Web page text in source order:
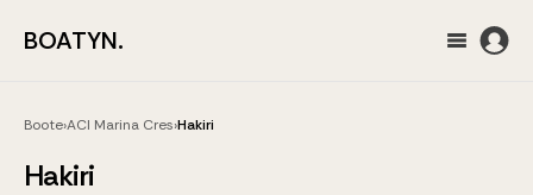
BOATYN.
Boote›ACI Marina Cres›Hakiri
Hakiri